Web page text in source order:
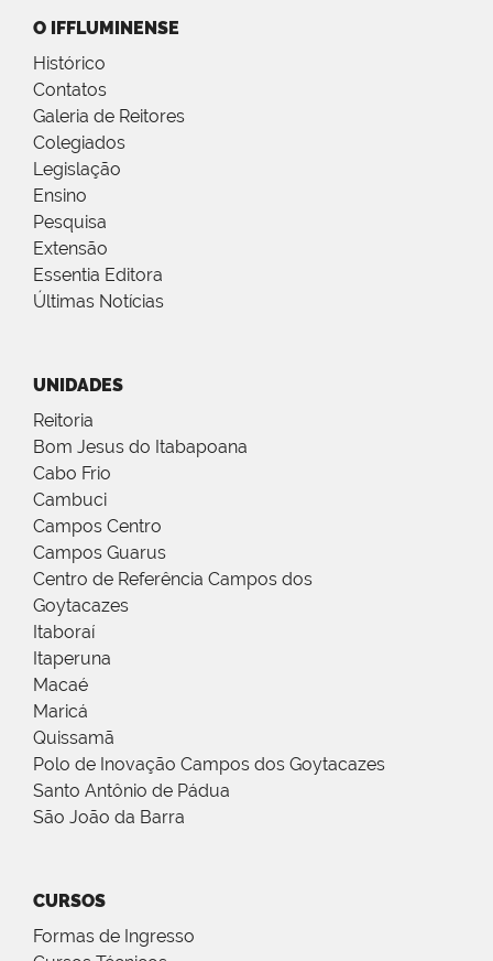
O IFFLUMINENSE
Histórico
Contatos
Galeria de Reitores
Colegiados
Legislação
Ensino
Pesquisa
Extensão
Essentia Editora
Últimas Notícias
UNIDADES
Reitoria
Bom Jesus do Itabapoana
Cabo Frio
Cambuci
Campos Centro
Campos Guarus
Centro de Referência Campos dos
Goytacazes
Itaboraí
Itaperuna
Macaé
Maricá
Quissamã
Polo de Inovação Campos dos Goytacazes
Santo Antônio de Pádua
São João da Barra
CURSOS
Formas de Ingresso